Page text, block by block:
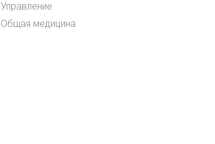
Управление
Общая медицина